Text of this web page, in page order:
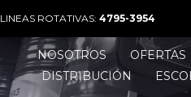
LINEAS ROTATIVAS: 4795-3954
NOSOTROS OFERTAS
DISTRIBUCIÓN